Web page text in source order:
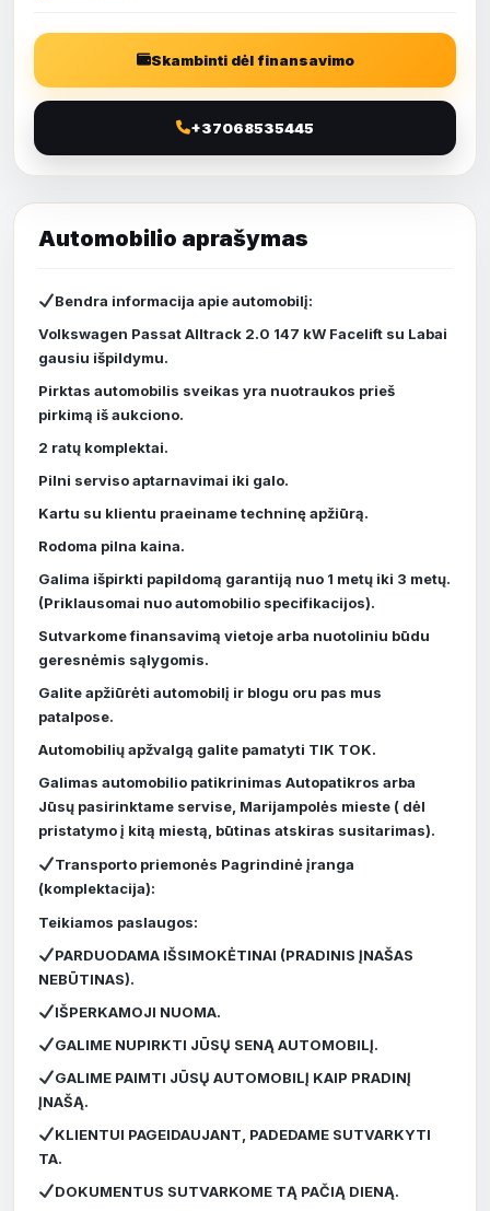
Skambinti dėl finansavimo
+37068535445
Bendra informacija apie automobilį:
Volkswagen Passat Alltrack 2.0 147 kW Facelift su Labai
gausiu išpildymu.
Pirktas automobilis sveikas yra nuotraukos prieš
pirkimą iš aukciono.
2 ratų komplektai.
Pilni serviso aptarnavimai iki galo.
Kartu su klientu praeiname techninę apžiūrą.
Rodoma pilna kaina.
Galima išpirkti papildomą garantiją nuo 1 metų iki 3 metų.
(Priklausomai nuo automobilio specifikacijos).
Sutvarkome finansavimą vietoje arba nuotoliniu būdu
geresnėmis sąlygomis.
Galite apžiūrėti automobilį ir blogu oru pas mus
patalpose.
Automobilių apžvalgą galite pamatyti TIK TOK.
Galimas automobilio patikrinimas Autopatikros arba
Jūsų pasirinktame servise, Marijampolės mieste ( dėl
pristatymo į kitą miestą, būtinas atskiras susitarimas).
Transporto priemonės Pagrindinė įranga
(komplektacija):
Teikiamos paslaugos:
PARDUODAMA IŠSIMOKĖTINAI (PRADINIS ĮNAŠAS
NEBŪTINAS).
IŠPERKAMOJI NUOMA.
GALIME NUPIRKTI JŪSŲ SENĄ AUTOMOBILĮ.
GALIME PAIMTI JŪSŲ AUTOMOBILĮ KAIP PRADINĮ
ĮNAŠĄ.
KLIENTUI PAGEIDAUJANT, PADEDAME SUTVARKYTI
TA.
DOKUMENTUS SUTVARKOME TĄ PAČIĄ DIENĄ.